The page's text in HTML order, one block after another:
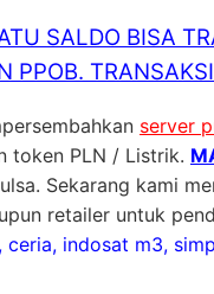
SALDO BISA
PPOB.
server
token PLN / Listrik.
Sekarang kami
retailer untuk
ceria, indosat m3,